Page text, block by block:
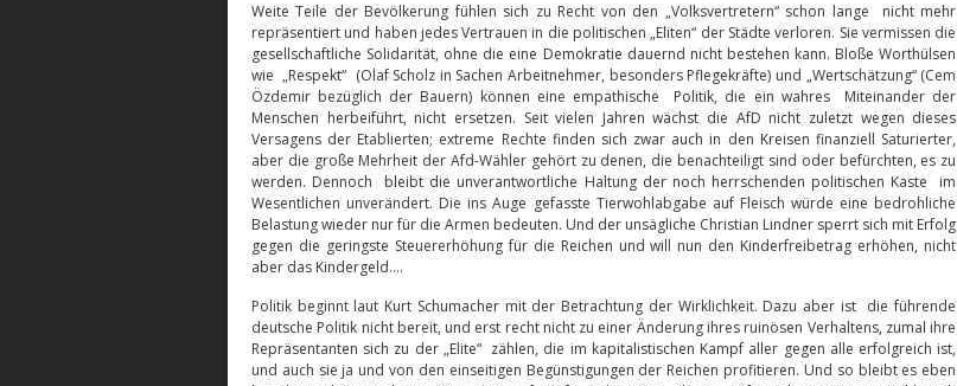
Weite Teile der Bevölkerung fühlen sich zu Recht von den „Volksvertretern“ schon lange nicht mehr
repräsentiert und haben jedes Vertrauen in die politischen „Eliten“ der Städte verloren. Sie vermissen die
gesellschaftliche Solidarität, ohne die eine Demokratie dauernd nicht bestehen kann. Bloße Worthülsen
wie „Respekt“ (Olaf Scholz in Sachen Arbeitnehmer, besonders Pflegekräfte) und „Wertschätzung“ (Cem
Özdemir bezüglich der Bauern) können eine empathische Politik, die ein wahres Miteinander der
Menschen herbeiführt, nicht ersetzen. Seit vielen Jahren wächst die AfD nicht zuletzt wegen dieses
Versagens der Etablierten; extreme Rechte finden sich zwar auch in den Kreisen finanziell Saturierter,
aber die große Mehrheit der Afd-Wähler gehört zu denen, die benachteiligt sind oder befürchten, es zu
werden. Dennoch bleibt die unverantwortliche Haltung der noch herrschenden politischen Kaste im
Wesentlichen unverändert. Die ins Auge gefasste Tierwohlabgabe auf Fleisch würde eine bedrohliche
Belastung wieder nur für die Armen bedeuten. Und der unsägliche Christian Lindner sperrt sich mit Erfolg
gegen die geringste Steuererhöhung für die Reichen und will nun den Kinderfreibetrag erhöhen, nicht
aber das Kindergeld….
Politik beginnt laut Kurt Schumacher mit der Betrachtung der Wirklichkeit. Dazu aber ist die führende
deutsche Politik nicht bereit, und erst recht nicht zu einer Änderung ihres ruinösen Verhaltens, zumal ihre
Repräsentanten sich zu der „Elite“ zählen, die im kapitalistischen Kampf aller gegen alle erfolgreich ist,
und auch sie ja und von den einseitigen Begünstigungen der Reichen profitieren. Und so bleibt es eben